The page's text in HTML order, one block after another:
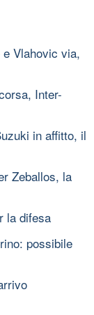
Vlahovic via,
Inter-
in affitto, il
Zeballos, la
la difesa
possibile